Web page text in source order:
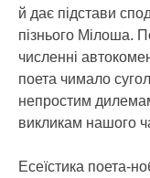
й дає підстави
пізнього Мілоша.
численні
поета чимало
непростим дилемам
викликам нашого
Есеїстика поета-